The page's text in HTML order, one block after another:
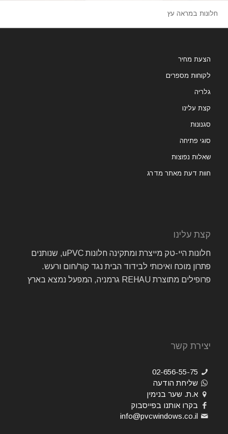
חלונות במראה עץ
הצעת מחיר
לקוחות מספרים
גלריה
קצת עלינו
סגנונות
סוגי פתיחה
שאלות נפוצות
חוות דעת מאתר מדרג
קצת עלינו
חלונות היי-טק מייצרת ומתקינה חלונות uPVC, שנותנים
פתרון מוכח ואיכותי לבידוד הבית נגד קור/חום ורעש.
פרופילים מתוצרת REHAU גרמניה, המפעל נמצא בארץ
יצירת קשר
02-656-55-75
שליחת הודעה
א.ת. שער בנימין
בקרו אותנו בפייסבוק
info@pvcwindows.co.il